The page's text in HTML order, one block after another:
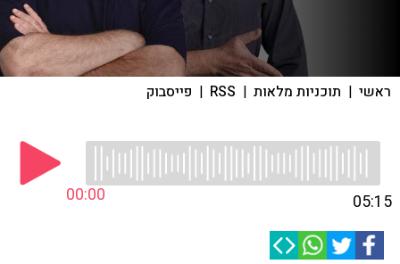
ראשי | תוכניות מלאות |
RSS
| פייסבוק
00:00 05:15